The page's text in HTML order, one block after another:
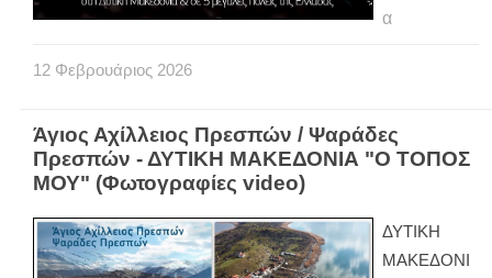
α
12 Φεβρουάριος 2026
Άγιος Αχίλλειος Πρεσπών / Ψαράδες
Πρεσπών - ΔΥΤΙΚΗ ΜΑΚΕΔΟΝΙΑ "Ο ΤΟΠΟΣ
ΜΟΥ" (Φωτογραφίες video)
ΔΥΤΙΚΗ
ΜΑΚΕΔΟΝΙ